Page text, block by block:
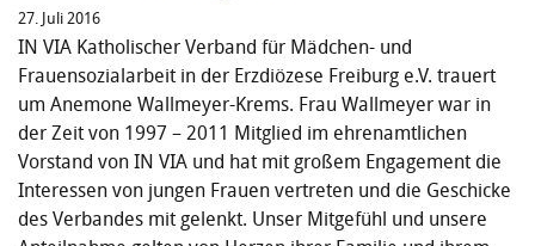
27. Juli 2016
IN VIA Katholischer Verband für Mädchen- und
Frauensozialarbeit in der Erzdiözese Freiburg e.V. trauert
um Anemone Wallmeyer-Krems. Frau Wallmeyer war in
der Zeit von 1997 – 2011 Mitglied im ehrenamtlichen
Vorstand von IN VIA und hat mit großem Engagement die
Interessen von jungen Frauen vertreten und die Geschicke
des Verbandes mit gelenkt. Unser Mitgefühl und unsere